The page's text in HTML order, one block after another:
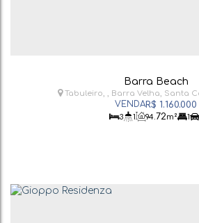
Barra Beach
R$ 1.160.000
Tabuleiro , Barra Velha, Santa
3 1 94 .72m² 1